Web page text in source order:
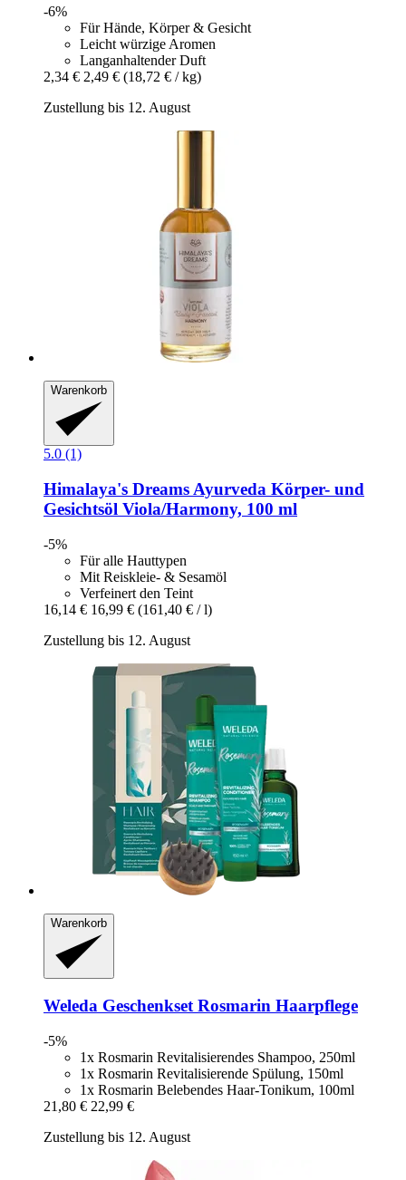
-6%
Für Hände, Körper & Gesicht
Leicht würzige Aromen
Langanhaltender Duft
2,34 € 2,49 € (18,72 € / kg)
Zustellung bis 12. August
Warenkorb
5.0 (1)
Himalaya's Dreams Ayurveda Körper-​ und
Gesichtsöl Viola/Harmony, 100 ml
-5%
Für alle Hauttypen
Mit Reiskleie- & Sesamöl
Verfeinert den Teint
16,14 € 16,99 € (161,40 € / l)
Zustellung bis 12. August
Warenkorb
Weleda Geschenkset Rosmarin Haarpflege
-5%
1x Rosmarin Revitalisierendes Shampoo, 250ml
1x Rosmarin Revitalisierende Spülung, 150ml
1x Rosmarin Belebendes Haar-Tonikum, 100ml
21,80 € 22,99 €
Zustellung bis 12. August